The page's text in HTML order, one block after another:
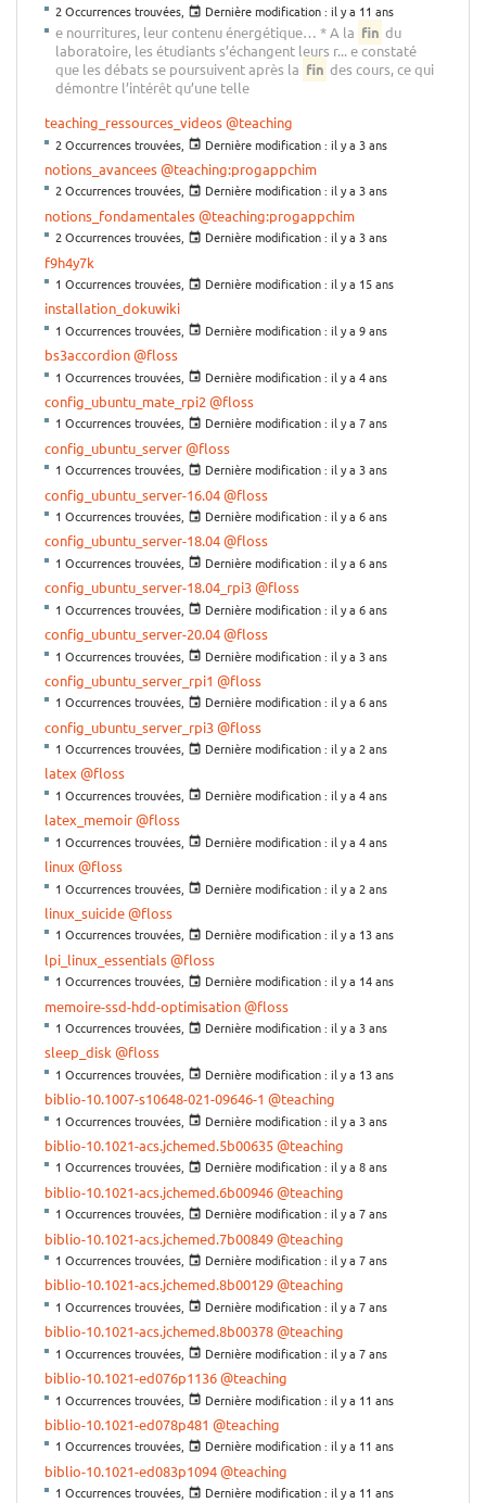
2 Occurrences trouvées, Dernière modification : il y a 11 ans
e nourritures, leur contenu énergétique… * A la fin du
laboratoire, les étudiants s’échangent leurs r... e constaté
que les débats se poursuivent après la fin des cours, ce qui
démontre l’intérêt qu’une telle
teaching_ressources_videos@teaching
2 Occurrences trouvées, Dernière modification : il y a 3 ans
notions_avancees@teaching:progappchim
2 Occurrences trouvées, Dernière modification : il y a 3 ans
notions_fondamentales@teaching:progappchim
2 Occurrences trouvées, Dernière modification : il y a 3 ans
f9h4y7k
1 Occurrences trouvées, Dernière modification : il y a 15 ans
installation_dokuwiki
1 Occurrences trouvées, Dernière modification : il y a 9 ans
bs3accordion@floss
1 Occurrences trouvées, Dernière modification : il y a 4 ans
config_ubuntu_mate_rpi2 @floss
1 Occurrences trouvées, Dernière modification : il y a 7 ans
config_ubuntu_server@floss
1 Occurrences trouvées, Dernière modification : il y a 3 ans
config_ubuntu_server-16.04@floss
1 Occurrences trouvées, Dernière modification : il y a 6 ans
config_ubuntu_server-18.04@floss
1 Occurrences trouvées, Dernière modification : il y a 6 ans
config_ubuntu_server-18.04_rpi3@floss
1 Occurrences trouvées, Dernière modification : il y a 6 ans
config_ubuntu_server-20.04@floss
1 Occurrences trouvées, Dernière modification : il y a 3 ans
config_ubuntu_server_rpi1 @floss
1 Occurrences trouvées, Dernière modification : il y a 6 ans
config_ubuntu_server_rpi3@floss
1 Occurrences trouvées, Dernière modification : il y a 2 ans
latex@floss
1 Occurrences trouvées, Dernière modification : il y a 4 ans
latex_memoir@floss
1 Occurrences trouvées, Dernière modification : il y a 4 ans
linux @floss
1 Occurrences trouvées, Dernière modification : il y a 2 ans
linux_suicide@floss
1 Occurrences trouvées, Dernière modification : il y a 13 ans
lpi_linux_essentials@floss
1 Occurrences trouvées, Dernière modification : il y a 14 ans
memoire-ssd-hdd-optimisation@floss
1 Occurrences trouvées, Dernière modification : il y a 3 ans
sleep_disk @floss
1 Occurrences trouvées, Dernière modification : il y a 13 ans
biblio-10.1007-s10648-021-09646-1 @teaching
1 Occurrences trouvées, Dernière modification : il y a 3 ans
biblio-10.1021-acs.jchemed.5b00635@teaching
1 Occurrences trouvées, Dernière modification : il y a 8 ans
biblio-10.1021-acs.jchemed.6b00946@teaching
1 Occurrences trouvées, Dernière modification : il y a 7 ans
biblio-10.1021-acs.jchemed.7b00849@teaching
1 Occurrences trouvées, Dernière modification : il y a 7 ans
biblio-10.1021-acs.jchemed.8b00129@teaching
1 Occurrences trouvées, Dernière modification : il y a 7 ans
biblio-10.1021-acs.jchemed.8b00378@teaching
1 Occurrences trouvées, Dernière modification : il y a 7 ans
biblio-10.1021-ed076p1136@teaching
1 Occurrences trouvées, Dernière modification : il y a 11 ans
biblio-10.1021-ed078p481 @teaching
1 Occurrences trouvées, Dernière modification : il y a 11 ans
biblio-10.1021-ed083p1094@teaching
1 Occurrences trouvées, Dernière modification : il y a 11 ans